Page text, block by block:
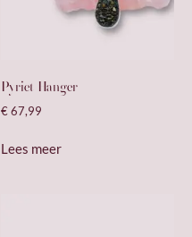
Pyriet Hanger
€67,99
Lees meer